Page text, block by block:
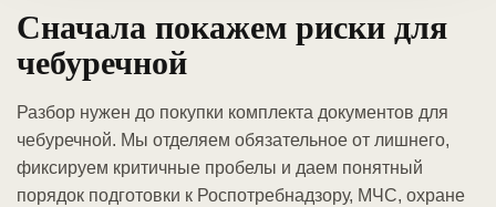
Сначала покажем риски для
чебуречной
Разбор нужен до покупки комплекта документов для
чебуречной. Мы отделяем обязательное от лишнего,
фиксируем критичные пробелы и даем понятный
порядок подготовки к Роспотребнадзору, МЧС, охране